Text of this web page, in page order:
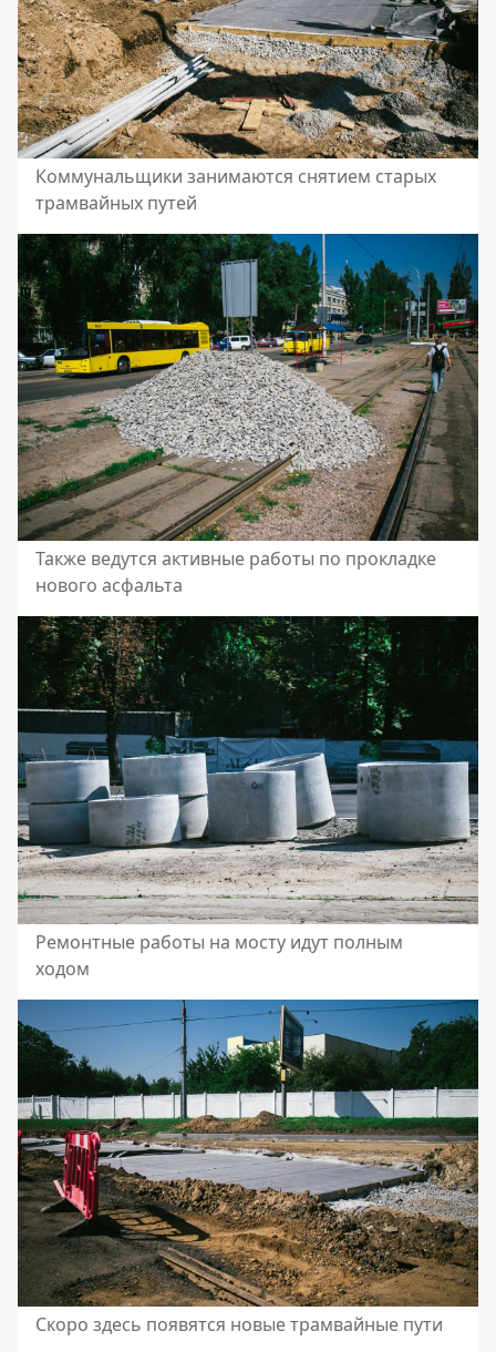
Коммунальщики занимаются снятием старых
трамвайных путей
Также ведутся активные работы по прокладке
нового асфальта
Ремонтные работы на мосту идут полным
ходом
Скоро здесь появятся новые трамвайные пути